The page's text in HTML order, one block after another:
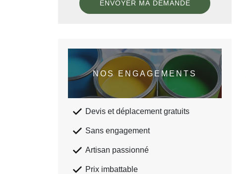
NOS ENGAGEMENTS
Devis et déplacement gratuits
Sans engagement
Artisan passionné
Prix imbattable